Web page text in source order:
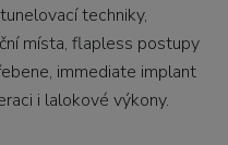
techniky,
místa, flapless postupy
immediate implant
i lalokové výkony.